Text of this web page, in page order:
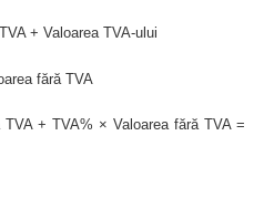
+ Valoarea TVA-ului
fără TVA
+ TVA% × Valoarea fără TVA =